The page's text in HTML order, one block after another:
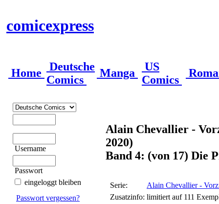
comicexpress
Home
Deutsche
Comics
Manga
US
Comics
Username
Passwort
eingeloggt bleiben
Passwort vergessen?
Alain Chevallier -
2020)
Band 4: (von 17) Die
Serie:
Alain Chevallier -
Zusatzinfo: limitiert auf 111